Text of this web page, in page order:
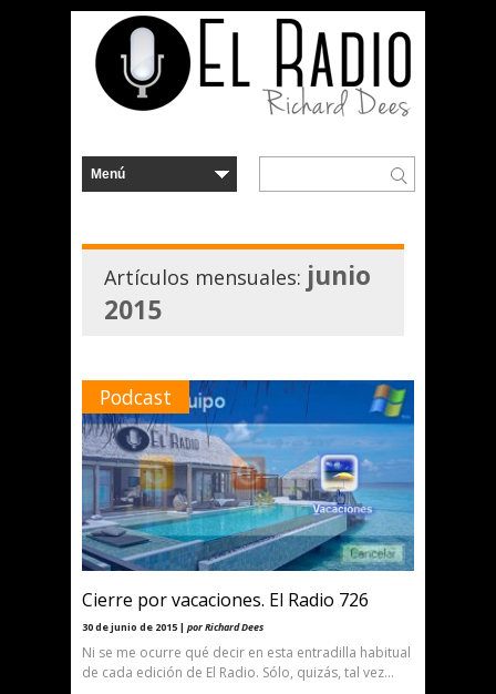
Artículos mensuales: junio
2015
Podcast
Cierre por vacaciones. El Radio 726
30 de junio de 2015 | por Richard Dees
Ni se me ocurre qué decir en esta entradilla habitual
de cada edición de El Radio. Sólo, quizás, tal vez…